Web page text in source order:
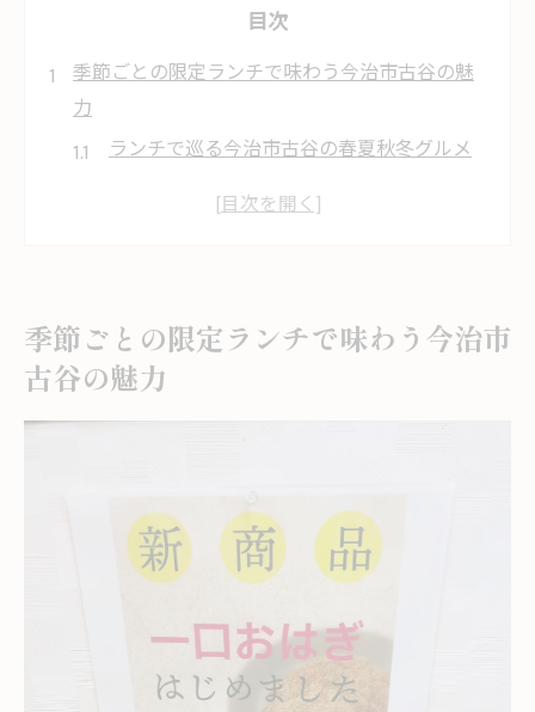
目次
季節ごとの限定ランチで味わう今治市古谷の魅
力
ランチで巡る今治市古谷の春夏秋冬グルメ
旬の味覚を堪能できるランチスポット案内
古谷のランチで感じる春夏秋冬の移ろい
地元グルメが充実する古谷の季節限定ランチ体
よう
季節限定ランチで味わう伝統と新しさの融
地元食材を活かした古谷のランチ体験とは
ランチタイムに楽しむ地元グルメの魅力満
季節ごとの限定ランチで味わう今治市
古谷の魅力